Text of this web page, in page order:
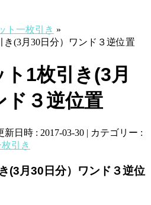
ト一枚引き »
(3月30日分）ワンド３逆位置
1枚引き(3月
ド３逆位置
新日時 : 2017-03-30
カテゴリー :
引き
(3月30日分）ワンド３逆位